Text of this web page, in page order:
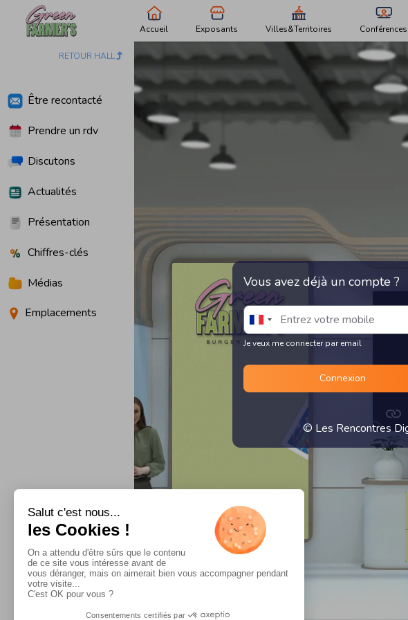
Accueil Exposants Villes&Territoires Conférences
RETOUR HALL
Être recontacté
Prendre un rdv
Discutons
Actualités
Présentation
Chiffres-clés
Médias
Emplacements
Vous avez déjà un compte ?
Je veux me connecter par email
Connexion
© Les Rencontres